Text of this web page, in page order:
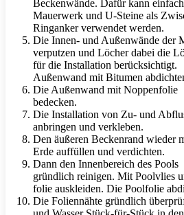
Beckenwände. Dafür kann
Mauerwerk und U-Steine als
Ringanker verwendet werden.
Die Innen- und Außenwände der
verputzen und Löcher dabei die
für die Installation berücksichtigt.
Außenwand mit Bitumen
Die Außenwand mit Noppenfolie
bedecken.
Die Installation von Zu- und
anbringen und verkleben.
Den äußeren Beckenrand wieder
Erde auffüllen und verdichten.
Dann den Innenbereich des Pools
gründlich reinigen. Mit Poolvlies
folie auskleiden. Die Poolfolie
Die Foliennähte gründlich